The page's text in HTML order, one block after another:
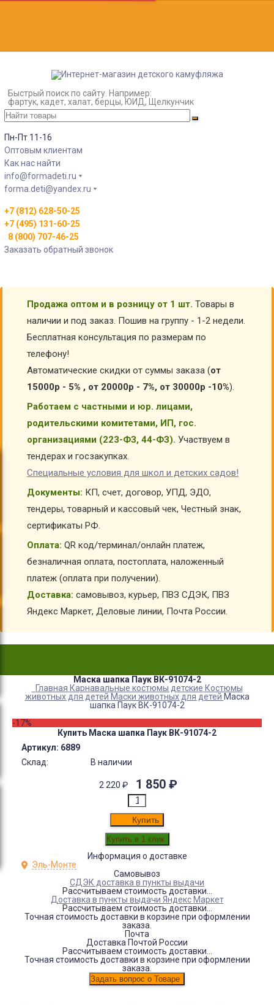
Быстрый поиск по сайту. Например:
фартук, кадет, халат, берцы, ЮИД, Щелкунчик
Пн-Пт 11-16
Оптовым клиентам
Как нас найти
info@formadeti.ru
forma.deti@yandex.ru
+7 (812) 628-50-25
+7 (495) 131-60-25
8 (800) 707-46-25
Заказать обратный звонок
Продажа оптом и в розницу от 1 шт. Товары в
наличии и под заказ. Пошив на группу - 1-2 недели.
Бесплатная консультация по размерам по
телефону!
Автоматические скидки от суммы заказа (от
15000р - 5% , от 20000р - 7%, от 30000р -10%).
Работаем с частными и юр. лицами,
родительскими комитетами, ИП, гос.
организациями (223-ФЗ, 44-ФЗ). Участвуем в
тендерах и госзакупках.
Специальные условия для школ и детских садов!
Документы: КП, счет, договор, УПД, ЭДО,
тендеры, товарный и кассовый чек, Честный знак,
сертификаты РФ.
Оплата: QR код/терминал/онлайн платеж,
безналичная оплата, постоплата, наложенный
платеж (оплата при получении).
Доставка: самовывоз, курьер, ПВЗ СДЭК, ПВЗ
Яндекс Маркет, Деловые линии, Почта России.
Маска шапка Паук ВК-91074-2
Главная Карнавальные костюмы детские Костюмы
животных для детей Маски животных для детей Маска
шапка Паук ВК-91074-2
-17%
Купить Маска шапка Паук ВК-91074-2
Артикул: 6889
Склад:
В наличии
2 220 ₽ 1 850 ₽
Купить
Информация о доставке
Эль-Монте
Самовывоз
СДЭК доставка в пункты выдачи
Рассчитываем стоимость доставки...
Доставка в пункты выдачи Яндекс Маркет
Рассчитываем стоимость доставки...
Точная стоимость доставки в корзине при оформлении
заказа.
Почта
Доставка Почтой России
Рассчитываем стоимость доставки...
Точная стоимость доставки в корзине при оформлении
заказа.